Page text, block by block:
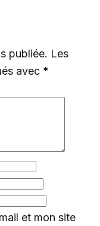
publiée. Les
avec *
et mon site